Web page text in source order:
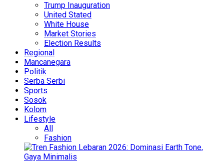
Trump Inauguration
United Stated
White House
Market Stories
Election Results
Regional
Mancanegara
Politik
Serba Serbi
Sports
Sosok
Kolom
Lifestyle
All
Fashion